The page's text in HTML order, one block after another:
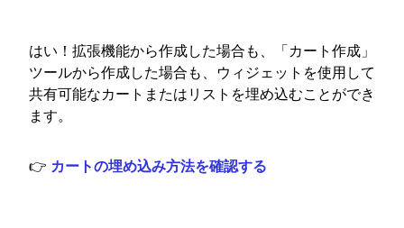
はい！拡張機能から作成した場合も、「カート作成」
ツールから作成した場合も、ウィジェットを使用して
共有可能なカートまたはリストを埋め込むことができ
ます。
👉 カートの埋め込み方法を確認する